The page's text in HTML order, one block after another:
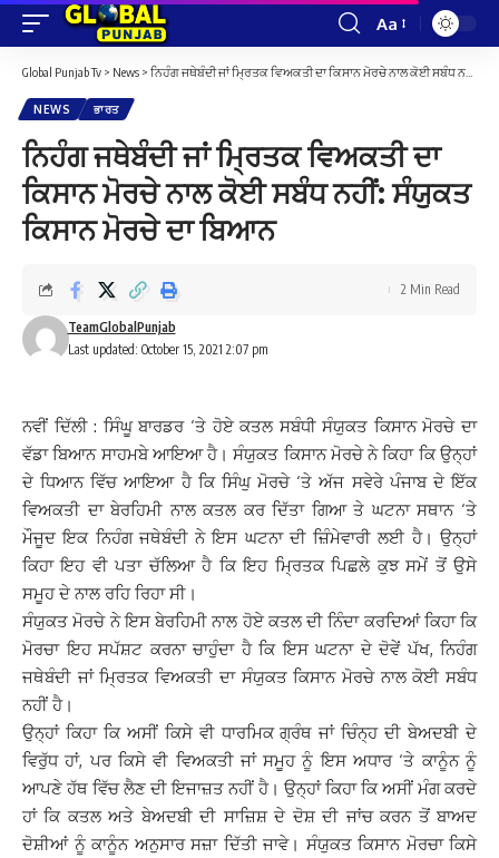
Font
Resizer
Aa
Global Punjab Tv > News > ਨਿਹੰਗ ਜਥੇਬੰਦੀ ਜਾਂ ਮ੍ਰਿਤਕ ਵਿਅਕਤੀ ਦਾ ਕਿਸਾਨ ਮੋਰਚੇ ਨਾਲ ਕੋਈ ਸਬੰਧ ਨਹੀਂ: ਸੰਯੁਕਤ ਕਿਸਾਨ ਮੋਰਚੇ ਦਾ ਬਿਆਨ
NEWS ਭਾਰਤ
ਨਿਹੰਗ ਜਥੇਬੰਦੀ ਜਾਂ ਮ੍ਰਿਤਕ ਵਿਅਕਤੀ ਦਾ
ਕਿਸਾਨ ਮੋਰਚੇ ਨਾਲ ਕੋਈ ਸਬੰਧ ਨਹੀਂ: ਸੰਯੁਕਤ
ਕਿਸਾਨ ਮੋਰਚੇ ਦਾ ਬਿਆਨ
Last updated: October 15, 2021 2:07 pm
TeamGlobalPunjab
2 Min Read
ਨਵੀਂ ਦਿੱਲੀ : ਸਿੰਘੂ ਬਾਰਡਰ ‘ਤੇ ਹੋਏ ਕਤਲ ਸਬੰਧੀ ਸੰਯੁਕਤ ਕਿਸਾਨ ਮੋਰਚੇ ਦਾ
ਵੱਡਾ ਬਿਆਨ ਸਾਹਮਬੇ ਆਇਆ ਹੈ। ਸੰਯੁਕਤ ਕਿਸਾਨ ਮੋਰਚੇ ਨੇ ਕਿਹਾ ਕਿ ਉਨ੍ਹਾਂ
ਦੇ ਧਿਆਨ ਵਿੱਚ ਆਇਆ ਹੈ ਕਿ ਸਿੰਘੁ ਮੋਰਚੇ ‘ਤੇ ਅੱਜ ਸਵੇਰੇ ਪੰਜਾਬ ਦੇ ਇੱਕ
ਵਿਅਕਤੀ ਦਾ ਬੇਰਹਿਮੀ ਨਾਲ ਕਤਲ ਕਰ ਦਿੱਤਾ ਗਿਆ ਤੇ ਘਟਨਾ ਸਥਾਨ ‘ਤੇ
ਮੌਜੂਦ ਇਕ ਨਿਹੰਗ ਜਥੇਬੰਦੀ ਨੇ ਇਸ ਘਟਨਾ ਦੀ ਜ਼ਿੰਮੇਵਾਰੀ ਲਈ ਹੈ। ਉਨ੍ਹਾਂ
ਕਿਹਾ ਇਹ ਵੀ ਪਤਾ ਚੱਲਿਆ ਹੈ ਕਿ ਇਹ ਮ੍ਰਿਤਕ ਪਿਛਲੇ ਕੁਝ ਸਮੇਂ ਤੋਂ ਉਸੇ
ਸਮੂਹ ਦੇ ਨਾਲ ਰਹਿ ਰਿਹਾ ਸੀ।
ਸੰਯੁਕਤ ਮੋਰਚੇ ਨੇ ਇਸ ਬੇਰਹਿਮੀ ਨਾਲ ਹੋਏ ਕਤਲ ਦੀ ਨਿੰਦਾ ਕਰਦਿਆਂ ਕਿਹਾ ਕਿ
ਮੋਰਚਾ ਇਹ ਸਪੱਸ਼ਟ ਕਰਨਾ ਚਾਹੁੰਦਾ ਹੈ ਕਿ ਇਸ ਘਟਨਾ ਦੇ ਦੋਵੇਂ ਪੱਖ, ਨਿਹੰਗ
ਜਥੇਬੰਦੀ ਜਾਂ ਮ੍ਰਿਤਕ ਵਿਅਕਤੀ ਦਾ ਸੰਯੁਕਤ ਕਿਸਾਨ ਮੋਰਚੇ ਨਾਲ ਕੋਈ ਸਬੰਧ
ਨਹੀਂ ਹੈ।
ਉਨ੍ਹਾਂ ਕਿਹਾ ਕਿ ਅਸੀਂ ਕਿਸੇ ਵੀ ਧਾਰਮਿਕ ਗ੍ਰੰਥ ਜਾਂ ਚਿੰਨ੍ਹ ਦੀ ਬੇਅਦਬੀ ਦੇ
ਵਿਰੁੱਧ ਹਾਂ, ਪਰ ਕਿਸੇ ਵੀ ਵਿਅਕਤੀ ਜਾਂ ਸਮੂਹ ਨੂੰ ਇਸ ਅਧਾਰ ‘ਤੇ ਕਾਨੂੰਨ ਨੂੰ
ਆਪਣੇ ਹੱਥ ਵਿੱਚ ਲੈਣ ਦੀ ਇਜਾਜ਼ਤ ਨਹੀਂ ਹੈ। ਉਨ੍ਹਾਂ ਕਿਹਾ ਕਿ ਅਸੀਂ ਮੰਗ ਕਰਦੇ
ਹਾਂ ਕਿ ਕਤਲ ਅਤੇ ਬੇਅਦਬੀ ਦੀ ਸਾਜ਼ਿਸ਼ ਦੇ ਦੋਸ਼ ਦੀ ਜਾਂਚ ਕਰਨ ਤੋਂ ਬਾਅਦ
ਦੋਸ਼ੀਆਂ ਨੂੰ ਕਾਨੂੰਨ ਅਨੁਸਾਰ ਸਜ਼ਾ ਦਿੱਤੀ ਜਾਵੇ। ਸੰਯੁਕਤ ਕਿਸਾਨ ਮੋਰਚਾ ਕਿਸੇ